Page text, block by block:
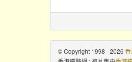
© Copyright 1998 - 2026